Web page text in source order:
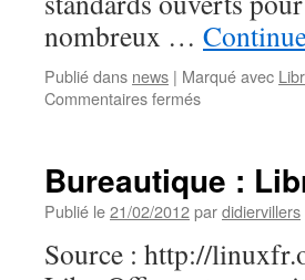
nombreux …
Publié dans news | Marqué avec
Commentaires ferméssur
ce
28
!
Bureautique :
Publié le21/02/2012pardidiervillers
Source : http://